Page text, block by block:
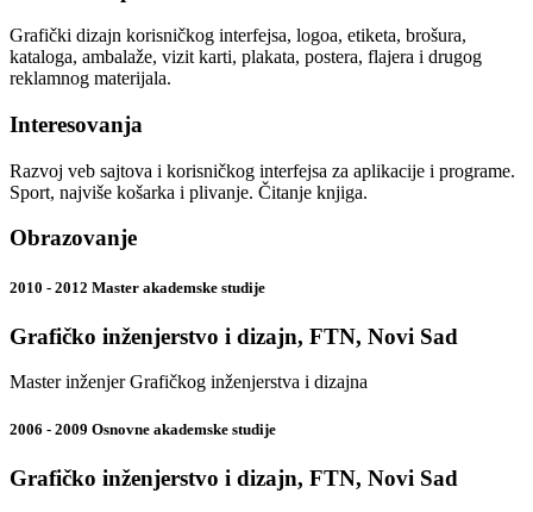
Grafički dizajn korisničkog interfejsa, logoa, etiketa, brošura,
kataloga, ambalaže, vizit karti, plakata, postera, flajera i drugog
reklamnog materijala.
Interesovanja
Razvoj veb sajtova i korisničkog interfejsa za aplikacije i programe.
Sport, najviše košarka i plivanje. Čitanje knjiga.
Obrazovanje
2010 - 2012 Master akademske studije
Grafičko inženjerstvo i dizajn, FTN, Novi Sad
Master inženjer Grafičkog inženjerstva i dizajna
2006 - 2009 Osnovne akademske studije
Grafičko inženjerstvo i dizajn, FTN, Novi Sad